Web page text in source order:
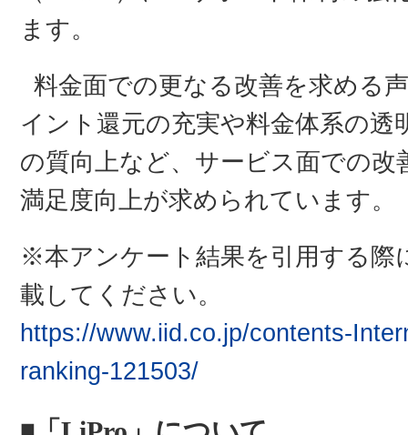
ます。
料金面での更なる改善を求める
イント還元の充実や料金体系の
の質向上など、サービス面での
満足度向上が求められています。
※本アンケート結果を引用する際
載してください。
https://www.iid.co.jp/contents-
ranking-121503/